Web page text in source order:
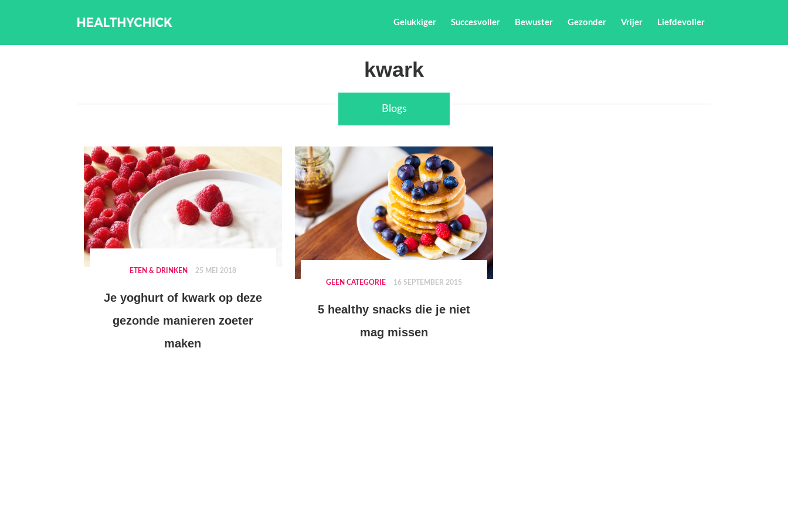
Gelukkiger Succesvoller Bewuster Gezonder Vrijer Liefdevoller
kwark
Blogs
ETEN & DRINKEN 25 MEI 2018
Je yoghurt of kwark op deze
gezonde manieren zoeter
maken
GEEN CATEGORIE 16 SEPTEMBER 2015
5 healthy snacks die je niet
mag missen